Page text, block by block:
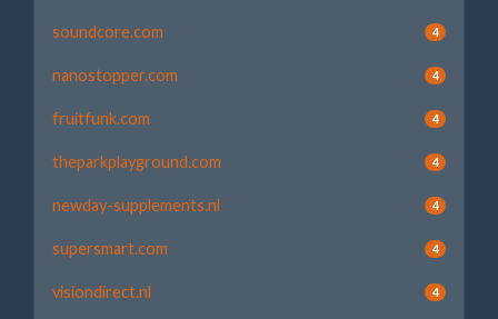
soundcore.com 4
nanostopper.com 4
fruitfunk.com 4
theparkplayground.com 4
newday-supplements.nl 4
supersmart.com 4
visiondirect.nl 4